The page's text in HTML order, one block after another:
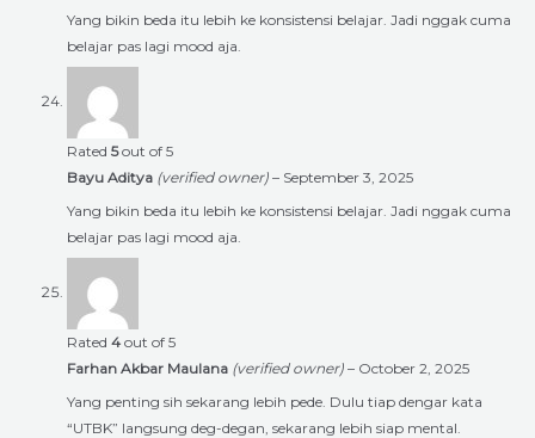
Yang bikin beda itu lebih ke konsistensi belajar. Jadi nggak cuma
belajar pas lagi mood aja.
Rated 5out of 5
Bayu Aditya (verified owner) – September 3, 2025
Yang bikin beda itu lebih ke konsistensi belajar. Jadi nggak cuma
belajar pas lagi mood aja.
Rated 4 out of 5
Farhan Akbar Maulana (verified owner) – October 2, 2025
Yang penting sih sekarang lebih pede. Dulu tiap dengar kata
“UTBK” langsung deg-degan, sekarang lebih siap mental.